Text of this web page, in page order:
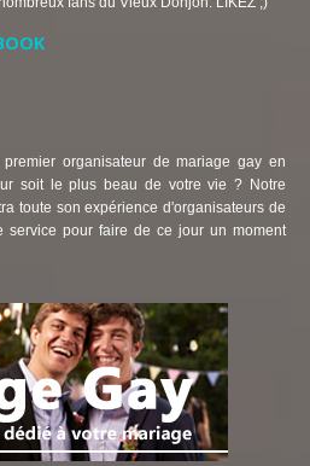
organisateur de mariage gay en
soit le plus beau de votre vie ? Notre
toute son expérience d'organisateurs de
service pour faire de ce jour un moment